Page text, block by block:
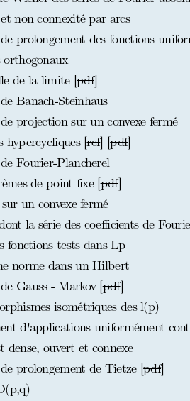
non connexité par arcs
prolongement des fonctions
orthogonaux
de la limite [pdf]
Banach-Steinhaus
projection sur un convexe fermé
hypercycliques [ref] [pdf]
Fourier-Plancherel
de point fixe [pdf]
un convexe fermé
la série des coefficients de
fonctions tests dans Lp
norme dans un Hilbert
Gauss - Markov [pdf]
isométriques des l(p)
d'applications uniformément
dense, ouvert et connexe
prolongement de Tietze [pdf]